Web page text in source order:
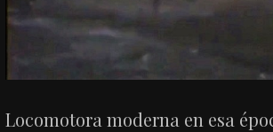
Locomotora moderna en esa